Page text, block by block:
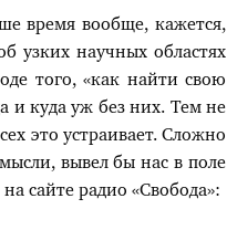
время вообще, кажется,
узких научных областях
того, «как найти свою
и куда уж без них. Тем не
это устраивает. Сложно
вывел бы нас в поле
сайте радио «Свобода»: